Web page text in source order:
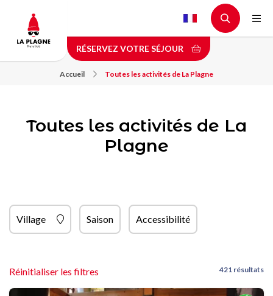
contenu
principal
RÉSERVEZ VOTRE SÉJOUR
Accueil Toutes les activités de La Plagne
Toutes les activités de La
Plagne
Village Saison Accessibilité
Réinitialiser les filtres 421 résultats